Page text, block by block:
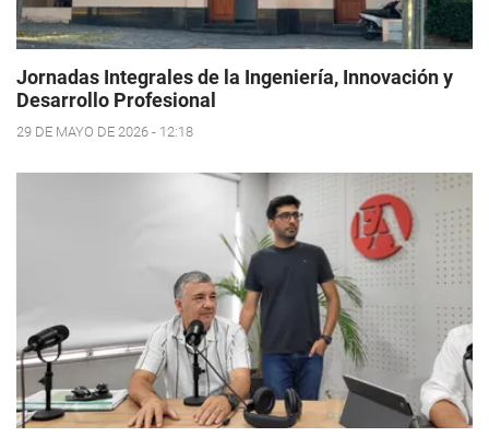
Jornadas Integrales de la Ingeniería, Innovación y
Desarrollo Profesional
29 DE MAYO DE 2026 - 12:18